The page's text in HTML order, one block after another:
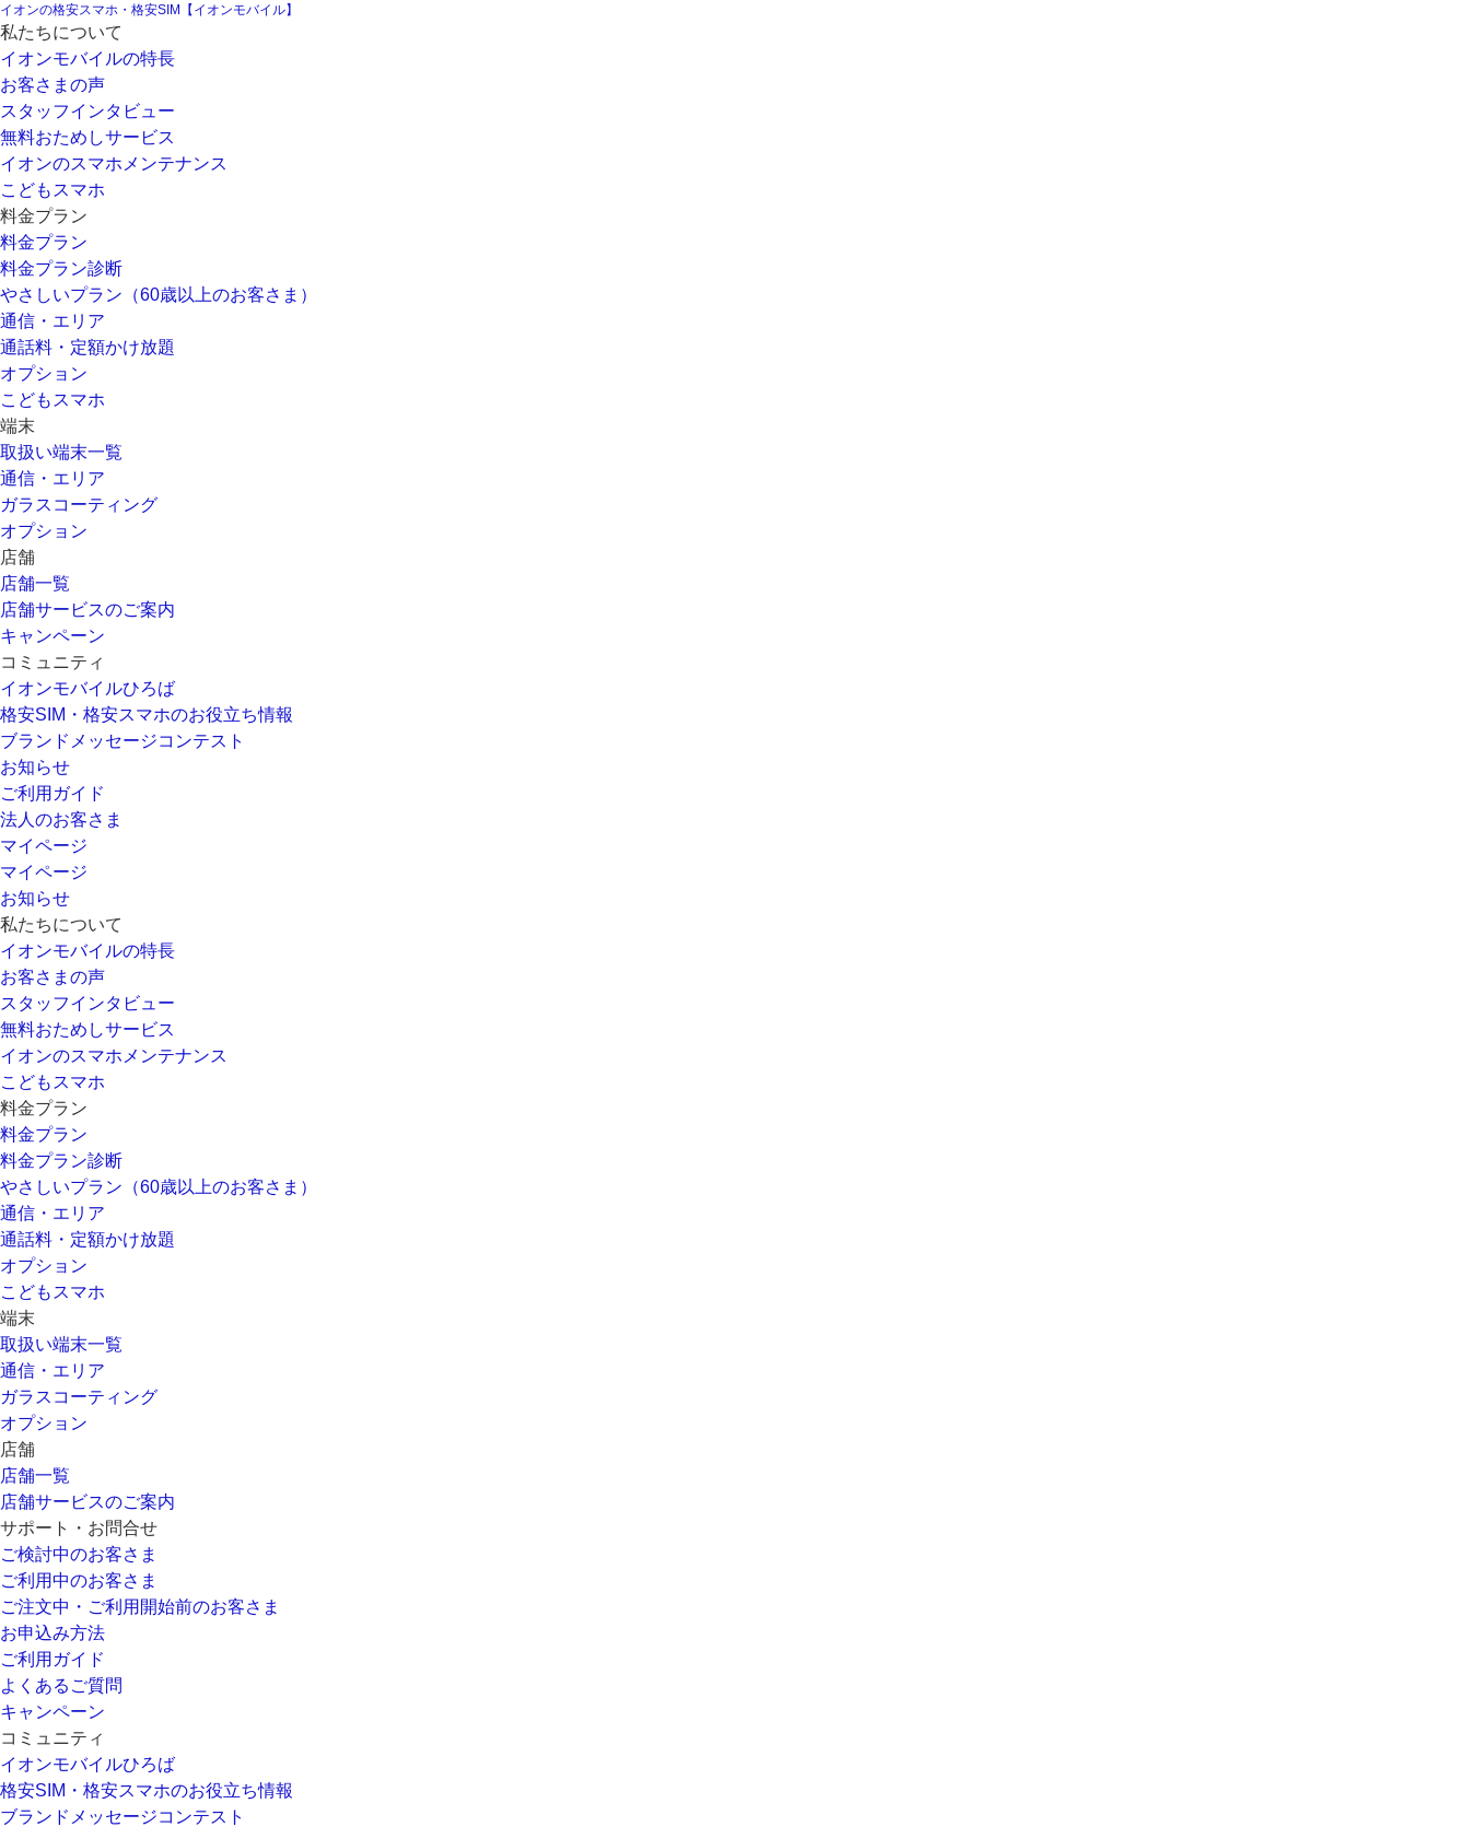
イオンの格安スマホ・格安SIM【イオンモバイル】
私たちについて
イオンモバイルの特長
お客さまの声
スタッフインタビュー
無料おためしサービス
イオンのスマホメンテナンス
こどもスマホ
料金プラン
料金プラン
料金プラン診断
やさしいプラン（60歳以上のお客さま）
通信・エリア
通話料・定額かけ放題
オプション
こどもスマホ
端末
取扱い端末一覧
通信・エリア
ガラスコーティング
オプション
店舗
店舗一覧
店舗サービスのご案内
キャンペーン
コミュニティ
イオンモバイルひろば
格安SIM・格安スマホのお役立ち情報
ブランドメッセージコンテスト
お知らせ
ご利用ガイド
法人のお客さま
マイページ
マイページ
お知らせ
私たちについて
イオンモバイルの特長
お客さまの声
スタッフインタビュー
無料おためしサービス
イオンのスマホメンテナンス
こどもスマホ
料金プラン
料金プラン
料金プラン診断
やさしいプラン（60歳以上のお客さま）
通信・エリア
通話料・定額かけ放題
オプション
こどもスマホ
端末
取扱い端末一覧
通信・エリア
ガラスコーティング
オプション
店舗
店舗一覧
店舗サービスのご案内
サポート・お問合せ
ご検討中のお客さま
ご利用中のお客さま
ご注文中・ご利用開始前のお客さま
お申込み方法
ご利用ガイド
よくあるご質問
キャンペーン
コミュニティ
イオンモバイルひろば
格安SIM・格安スマホのお役立ち情報
ブランドメッセージコンテスト